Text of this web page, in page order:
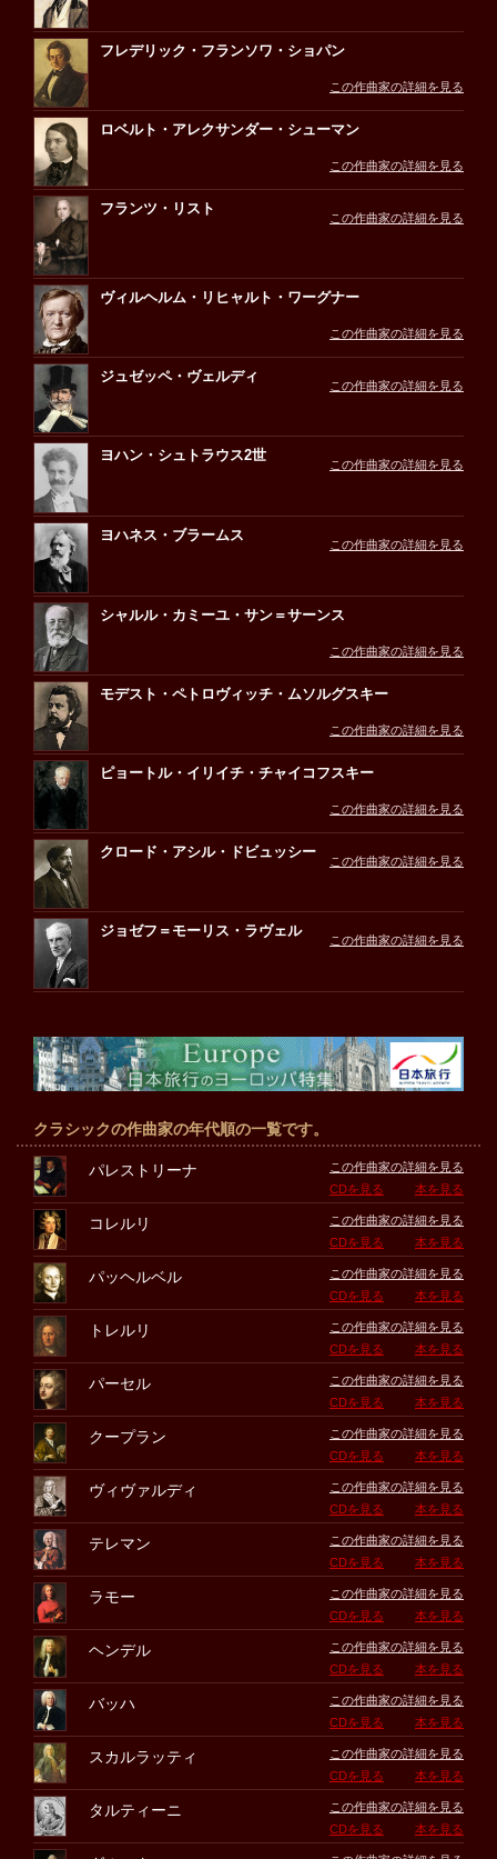
フレデリック・フランソワ・ショパン
この作曲家の詳細を見る
ロベルト・アレクサンダー・シューマン
この作曲家の詳細を見る
フランツ・リスト
この作曲家の詳細を見る
ヴィルヘルム・リヒャルト・ワーグナー
この作曲家の詳細を見る
ジュゼッペ・ヴェルディ
この作曲家の詳細を見る
ヨハン・シュトラウス2世
この作曲家の詳細を見る
ヨハネス・ブラームス
この作曲家の詳細を見る
シャルル・カミーユ・サン＝サーンス
この作曲家の詳細を見る
モデスト・ペトロヴィッチ・ムソルグスキー
この作曲家の詳細を見る
ピョートル・イリイチ・チャイコフスキー
この作曲家の詳細を見る
クロード・アシル・ドビュッシー
この作曲家の詳細を見る
ジョゼフ＝モーリス・ラヴェル
この作曲家の詳細を見る
クラシックの作曲家の年代順の一覧です。
パレストリーナ
この作曲家の詳細を見る
CDを見る
本を見る
コレルリ
この作曲家の詳細を見る
CDを見る
本を見る
パッヘルベル
この作曲家の詳細を見る
CDを見る
本を見る
トレルリ
この作曲家の詳細を見る
CDを見る
本を見る
パーセル
この作曲家の詳細を見る
CDを見る
本を見る
クープラン
この作曲家の詳細を見る
CDを見る
本を見る
ヴィヴァルディ
この作曲家の詳細を見る
CDを見る
本を見る
テレマン
この作曲家の詳細を見る
CDを見る
本を見る
ラモー
この作曲家の詳細を見る
CDを見る
本を見る
ヘンデル
この作曲家の詳細を見る
CDを見る
本を見る
バッハ
この作曲家の詳細を見る
CDを見る
本を見る
スカルラッティ
この作曲家の詳細を見る
CDを見る
本を見る
タルティーニ
この作曲家の詳細を見る
CDを見る
本を見る